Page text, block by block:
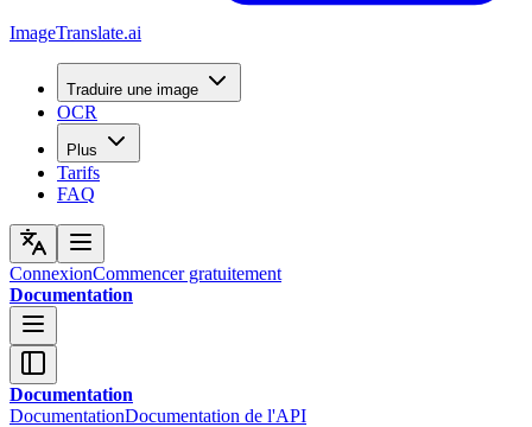
ImageTranslate.ai
Traduire une image
OCR
Plus
Tarifs
FAQ
ConnexionCommencer gratuitement
Documentation
Documentation
DocumentationDocumentation de l'API